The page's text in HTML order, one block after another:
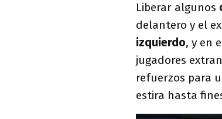
Liberar algunos
delantero y el
izquierdo, y en
jugadores
refuerzos para
estira hasta